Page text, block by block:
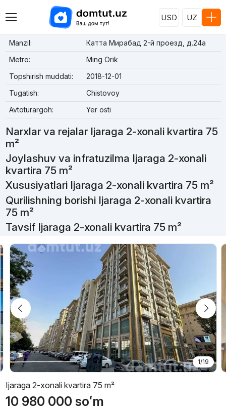
USD UZ
Manzil:
Катта Мирабад 2-й проезд, д.24a
Metro:
Ming Orik
Topshirish muddati:
2018-12-01
Tugatish:
Chistovoy
Avtoturargoh:
Yer osti
Narxlar va rejalar Ijaraga 2-xonali kvartira 75
m²
Joylashuv va infratuzilma Ijaraga 2-xonali
kvartira 75 m²
Xususiyatlari Ijaraga 2-xonali kvartira 75 m²
Qurilishning borishi Ijaraga 2-xonali kvartira
75 m²
Tavsif Ijaraga 2-xonali kvartira 75 m²
1/19
Ijaraga 2-xonali kvartira 75 m²
10 980 000 soʻm